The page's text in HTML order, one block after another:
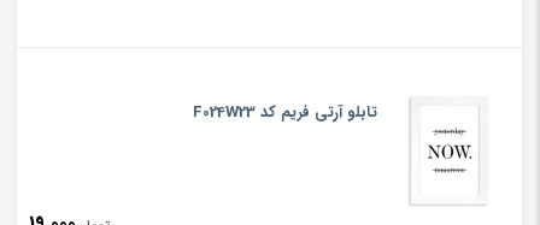
تابلو آرتی فریم کد F024W23